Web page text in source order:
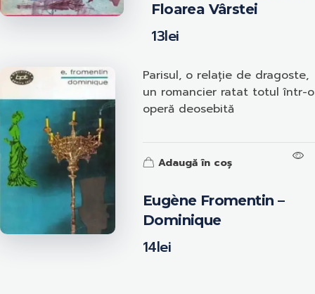
Floarea Vârstei
13lei
Eugène Fromentin –
Dominique
14lei
Parisul, o relație de dragoste,
un romancier ratat totul într-o
operă deosebită
Adaugă în coș